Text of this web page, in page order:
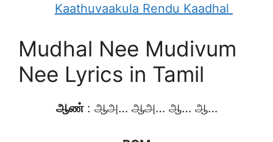
Kaathuvaakula Rendu Kaadhal
Mudhal Nee Mudivum
Nee Lyrics in Tamil
ஆண் : ஆஅ… ஆஅ… ஆ… ஆ…